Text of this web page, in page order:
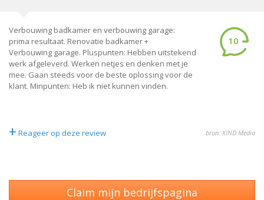
Verbouwing badkamer en verbouwing garage:
prima resultaat. Renovatie badkamer +
Verbouwing garage. Pluspunten: Hebben uitstekend
werk afgeleverd. Werken netjes en denken met je
mee. Gaan steeds voor de beste oplossing voor de
klant. Minpunten: Heb ik niet kunnen vinden.
10
+ Reageer op deze review bron: XIND Media
Claim mijn bedrijfspagina